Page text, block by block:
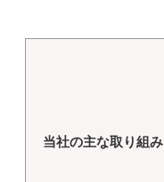
当社の主な取り組み